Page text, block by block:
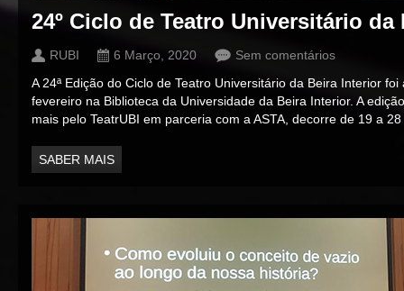
24º Ciclo de Teatro Universitário
RUBI 6 Março, 2020
Sem comentários
A 24ª Edição do Ciclo de Teatro Universitário da Beira Interior
fevereiro na Biblioteca da Universidade da Beira Interior. A
mais pelo TeatrUBI em parceria com a ASTA, decorre de 19 a
SABER MAIS